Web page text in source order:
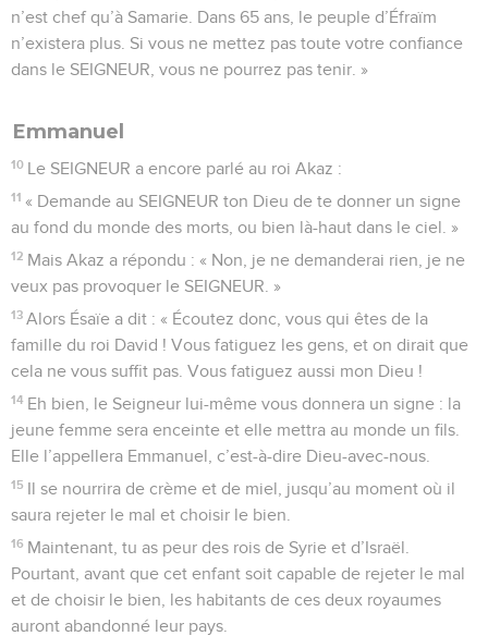
n’est chef qu’à Samarie. Dans 65 ans, le peuple d’Éfraïm
n’existera plus. Si vous ne mettez pas toute votre confiance
dans le SEIGNEUR, vous ne pourrez pas tenir. »
Emmanuel
10 Le SEIGNEUR a encore parlé au roi Akaz :
11 « Demande au SEIGNEUR ton Dieu de te donner un signe
au fond du monde des morts, ou bien là-haut dans le ciel. »
12 Mais Akaz a répondu : « Non, je ne demanderai rien, je ne
veux pas provoquer le SEIGNEUR. »
13 Alors Ésaïe a dit : « Écoutez donc, vous qui êtes de la
famille du roi David ! Vous fatiguez les gens, et on dirait que
cela ne vous suffit pas. Vous fatiguez aussi mon Dieu !
14 Eh bien, le Seigneur lui-même vous donnera un signe : la
jeune femme sera enceinte et elle mettra au monde un fils.
Elle l’appellera Emmanuel, c’est-à-dire Dieu-avec-nous.
15 Il se nourrira de crème et de miel, jusqu’au moment où il
saura rejeter le mal et choisir le bien.
16 Maintenant, tu as peur des rois de Syrie et d’Israël.
Pourtant, avant que cet enfant soit capable de rejeter le mal
et de choisir le bien, les habitants de ces deux royaumes
auront abandonné leur pays.